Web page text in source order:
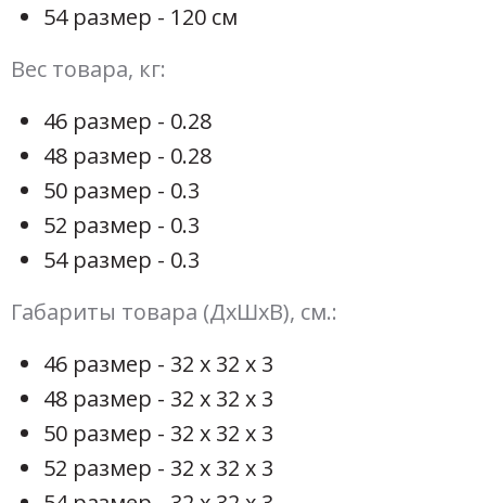
54 размер - 120 см
Вес товара, кг:
46 размер - 0.28
48 размер - 0.28
50 размер - 0.3
52 размер - 0.3
54 размер - 0.3
Габариты товара (ДхШхВ), см.:
46 размер - 32 х 32 х 3
48 размер - 32 х 32 х 3
50 размер - 32 х 32 х 3
52 размер - 32 х 32 х 3